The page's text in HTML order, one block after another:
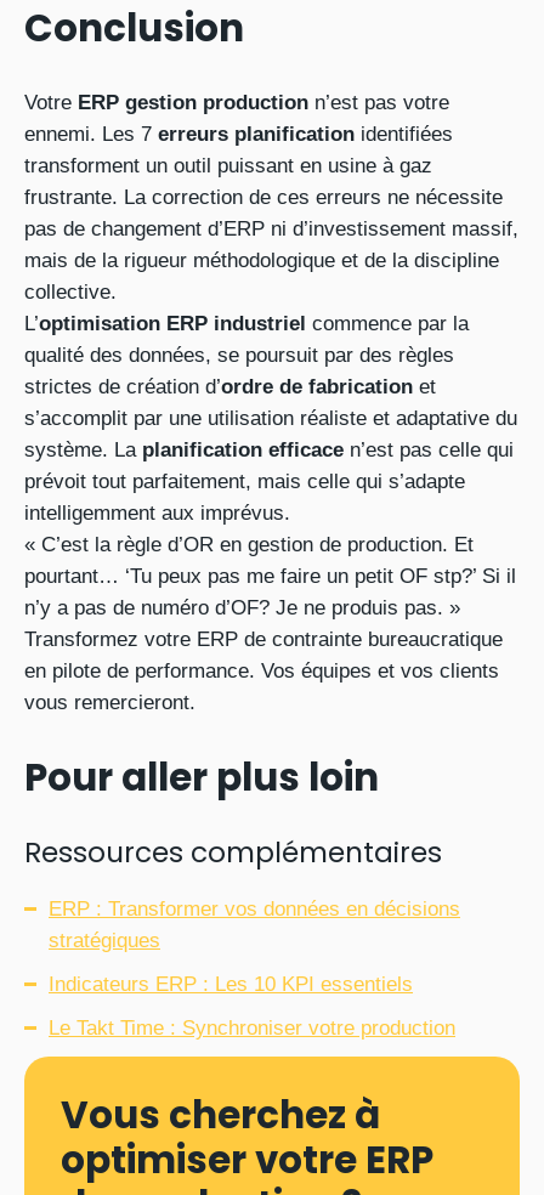
Conclusion
Votre ERP gestion production n’est pas votre
ennemi. Les 7 erreurs planification identifiées
transforment un outil puissant en usine à gaz
frustrante. La correction de ces erreurs ne nécessite
pas de changement d’ERP ni d’investissement massif,
mais de la rigueur méthodologique et de la discipline
collective.
L’optimisation ERP industriel commence par la
qualité des données, se poursuit par des règles
strictes de création d’ordre de fabrication et
s’accomplit par une utilisation réaliste et adaptative du
système. La planification efficace n’est pas celle qui
prévoit tout parfaitement, mais celle qui s’adapte
intelligemment aux imprévus.
« C’est la règle d’OR en gestion de production. Et
pourtant… ‘Tu peux pas me faire un petit OF stp?’ Si il
n’y a pas de numéro d’OF? Je ne produis pas. »
Transformez votre ERP de contrainte bureaucratique
en pilote de performance. Vos équipes et vos clients
vous remercieront.
Pour aller plus loin
Ressources complémentaires
ERP : Transformer vos données en décisions
stratégiques
Indicateurs ERP : Les 10 KPI essentiels
Le Takt Time : Synchroniser votre production
Vous cherchez à
optimiser votre ERP